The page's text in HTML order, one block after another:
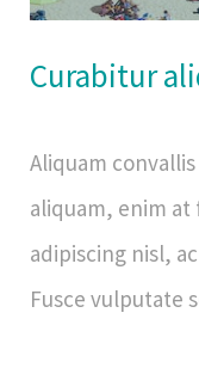
Curabitur
Aliquam
aliquam, enim
adipiscing nisl,
Fusce vulputate